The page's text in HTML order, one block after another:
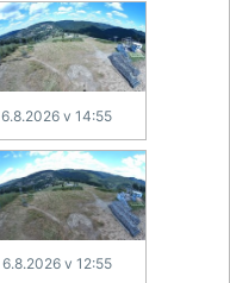
6.8.2026 v 14:55
6.8.2026 v 12:55